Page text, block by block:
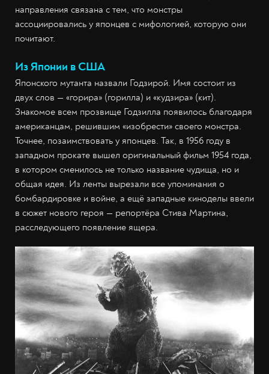
направления связана с тем, что монстры
ассоциировались у японцев с мифологией, которую они
почитают.
Из Японии в США
Японского мутанта назвали Годзирой. Имя состоит из
двух слов — «горира» (горилла) и «кудзира» (кит).
Знакомое всем прозвище Годзилла появилось благодаря
американцам, решившим «изобрести» своего монстра.
Точнее, позаимствовать у японцев. Так, в 1956 году в
западном прокате вышел оригинальный фильм 1954 года,
в котором сменилось не только название чудища, но и
общая идея. Из ленты вырезали все упоминания о
бомбардировке и войне, а ещё западные киноделы ввели
в сюжет нового героя — репортёра Стива Мартина,
расследующего появление ящера.